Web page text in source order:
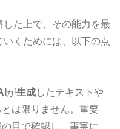
した上で、その能力を最
くためには、以下の点
が生成したテキストや
は限りません。重要
目で確認し、事実に